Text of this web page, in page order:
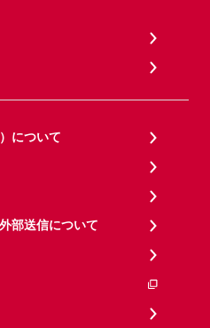
について
部送信について